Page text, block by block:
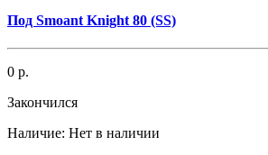
Под Smoant Knight 80 (SS)
0 р.
Закончился
Наличие: Нет в наличии